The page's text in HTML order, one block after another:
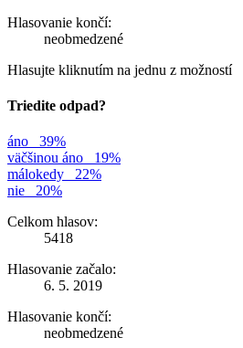
Hlasovanie končí:
neobmedzené
Hlasujte kliknutím na jednu z možností
Triedite odpad?
áno
39%
väčšinou áno
19%
málokedy
22%
nie
20%
Celkom hlasov:
5418
Hlasovanie začalo:
6. 5. 2019
Hlasovanie končí:
neobmedzené